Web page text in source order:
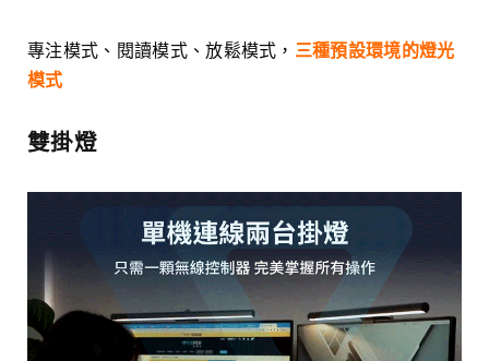
專注模式、閱讀模式、放鬆模式， 三種預設環境的燈光
模式
雙掛燈